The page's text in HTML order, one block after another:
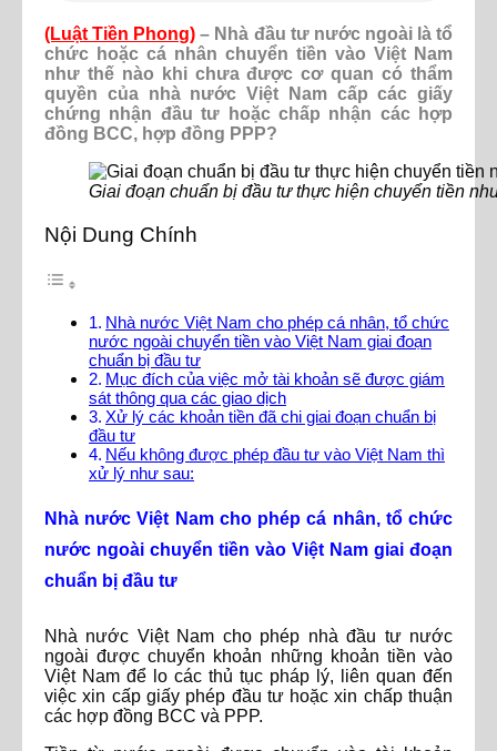
(Luật Tiền Phong) – Nhà đầu tư nước ngoài là tổ
chức hoặc cá nhân chuyển tiền vào Việt Nam
như thế nào khi chưa được cơ quan có thẩm
quyền của nhà nước Việt Nam cấp các giấy
chứng nhận đầu tư hoặc chấp nhận các hợp
đồng BCC, hợp đồng PPP?
Giai đoạn chuẩn bị đầu tư thực hiện chuyển tiền
Nội Dung Chính
Nhà nước Việt Nam cho phép cá nhân, tổ chức
nước ngoài chuyển tiền vào Việt Nam giai đoạn
chuẩn bị đầu tư
Mục đích của việc mở tài khoản sẽ được giám
sát thông qua các giao dịch
Xử lý các khoản tiền đã chi giai đoạn chuẩn bị
đầu tư
Nếu không được phép đầu tư vào Việt Nam thì
xử lý như sau:
Nhà nước Việt Nam cho phép cá nhân, tổ chức
nước ngoài chuyển tiền vào Việt Nam giai đoạn
chuẩn bị đầu tư
Nhà nước Việt Nam cho phép nhà đầu tư nước
ngoài được chuyển khoản những khoản tiền vào
Việt Nam để lo các thủ tục pháp lý, liên quan đến
việc xin cấp giấy phép đầu tư hoặc xin chấp thuận
các hợp đồng BCC và PPP.